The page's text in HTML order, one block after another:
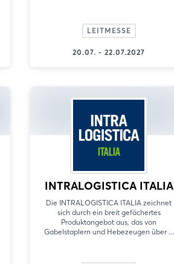
LEITMESSE
20.07. - 22.07.2027
INTRALOGISTICA ITALIA
Die INTRALOGISTICA ITALIA zeichnet
sich durch ein breit gefächertes
Produktangebot aus, das von
Gabelstaplern und Hebezeugen über ...